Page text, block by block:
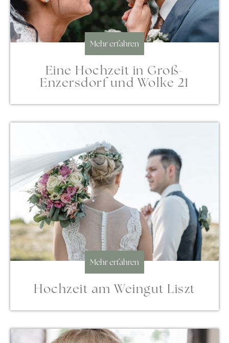
Mehr erfahren
Eine Hochzeit in Groß-
Enzersdorf und Wolke 21
Mehr erfahren
Hochzeit am Weingut Liszt